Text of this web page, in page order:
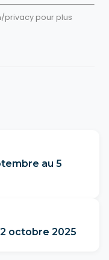
privacy pour plus
au 5
octobre 2025